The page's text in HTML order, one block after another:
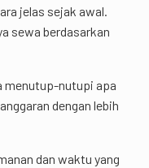
jelas sejak awal.
sewa berdasarkan
menutup-nutupi apa
dengan lebih
dan waktu yang